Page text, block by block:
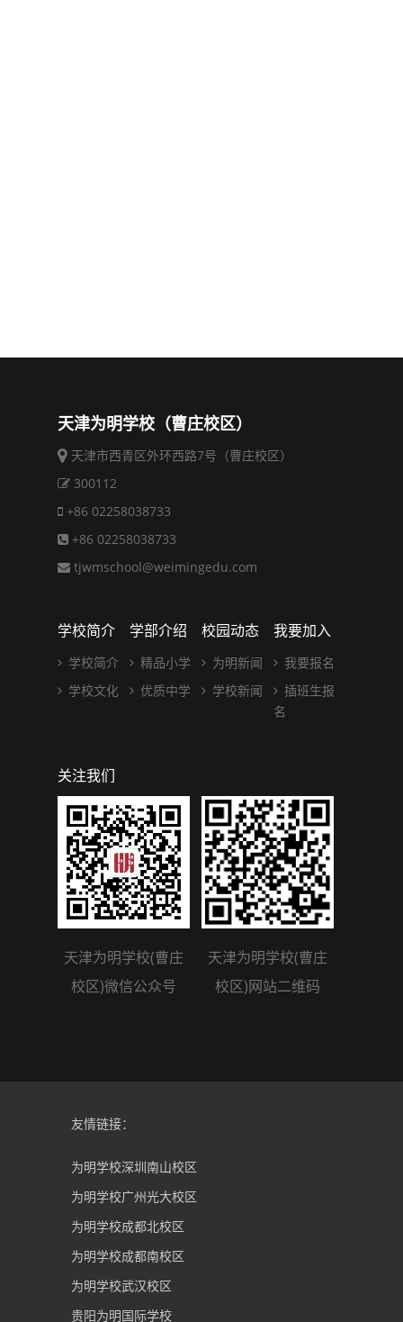
天津为明学校（曹庄校区）
天津市西青区外环西路7号（曹庄校区）
300112
+86 02258038733
+86 02258038733
tjwmschool@weimingedu.com
学校简介
学校简介
学校文化
学部介绍
精品小学
优质中学
校园动态
为明新闻
学校新闻
我要加入
我要报名
插班生报
名
关注我们
天津为明学校(曹庄
校区)微信公众号
天津为明学校(曹庄
校区)网站二维码
友情链接：
为明学校深圳南山校区
为明学校广州光大校区
为明学校成都北校区
为明学校成都南校区
为明学校武汉校区
贵阳为明国际学校